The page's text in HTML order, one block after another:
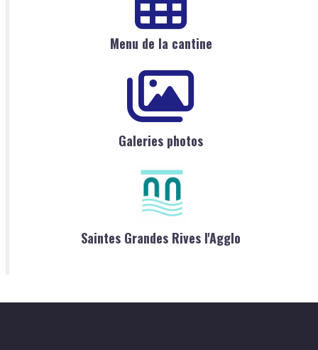
Menu de la cantine
Galeries photos
Saintes Grandes Rives l'Agglo